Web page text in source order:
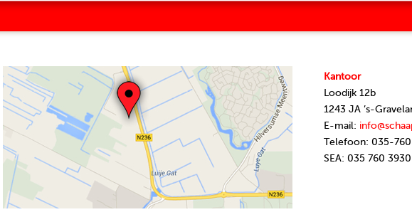
Kantoor
Loodijk 12b
1243 JA ’s-
E-mail:
Telefoon: 035-
SEA: 035 760 3930